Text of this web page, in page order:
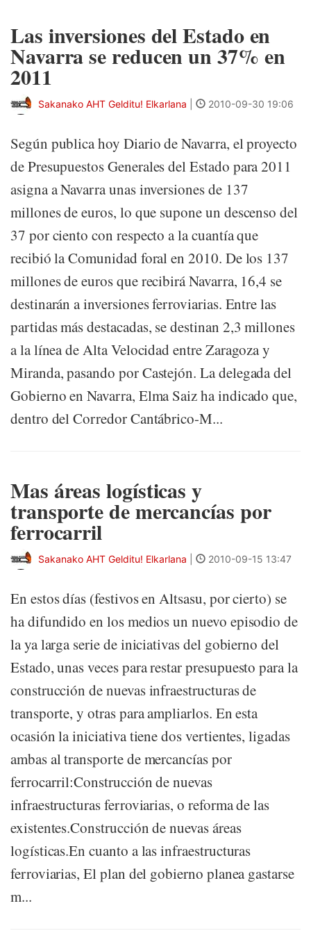
Las inversiones del Estado en
Navarra se reducen un 37% en
2011
Sakanako AHT Gelditu! Elkarlana 2010-09-30 19:06
Según publica hoy Diario de Navarra, el proyecto
de Presupuestos Generales del Estado para 2011
asigna a Navarra unas inversiones de 137
millones de euros, lo que supone un descenso del
37 por ciento con respecto a la cuantía que
recibió la Comunidad foral en 2010. De los 137
millones de euros que recibirá Navarra, 16,4 se
destinarán a inversiones ferroviarias. Entre las
partidas más destacadas, se destinan 2,3 millones
a la línea de Alta Velocidad entre Zaragoza y
Miranda, pasando por Castejón. La delegada del
Gobierno en Navarra, Elma Saiz ha indicado que,
dentro del Corredor Cantábrico-M...
Mas áreas logísticas y
transporte de mercancías por
ferrocarril
Sakanako AHT Gelditu! Elkarlana 2010-09-15 13:47
En estos días (festivos en Altsasu, por cierto) se
ha difundido en los medios un nuevo episodio de
la ya larga serie de iniciativas del gobierno del
Estado, unas veces para restar presupuesto para la
construcción de nuevas infraestructuras de
transporte, y otras para ampliarlos. En esta
ocasión la iniciativa tiene dos vertientes, ligadas
ambas al transporte de mercancías por
ferrocarril:Construcción de nuevas
infraestructuras ferroviarias, o reforma de las
existentes.Construcción de nuevas áreas
logísticas.En cuanto a las infraestructuras
ferroviarias, El plan del gobierno planea gastarse
m...